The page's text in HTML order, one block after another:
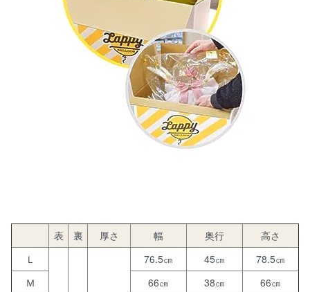
表 裏 厚さ 幅 奥行
高さ
Ｌ
76.5㎝ 45㎝
78.5㎝
Ｍ
66㎝ 38㎝
66㎝